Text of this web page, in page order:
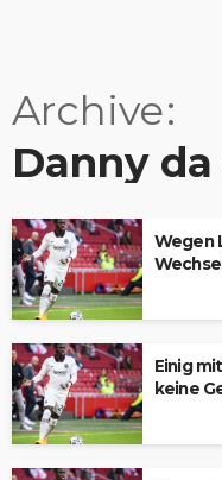
Archive
Danny da
Wegen
Einig
keine